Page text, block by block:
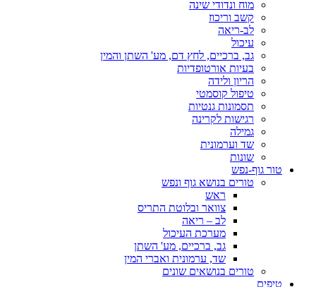
מוח ונדודי שינה
קשב וריכוז
לב-ריאה
עיכול
גב, ברכיים, לחץ דם, מע' השתן והמין
בעיות אורטופדיות
הריון ולידה
טיפול קוסמטי
תסמונות גנטיות
רגישות לקרינה
גמילה
שד וערמונית
שונות
טור גוף-נפש
טורים בנושא גוף ונפש
ראש
צוואר ובלוטת התריס
לב – ריאה
מערכת העיכול
גב, ברכיים, מע' השתן
שד, ערמונית ואברי המין
טורים בנושאים שונים
טיפים